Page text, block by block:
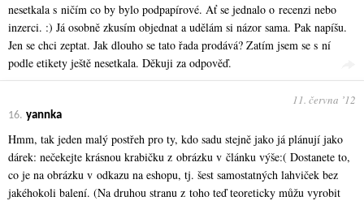
nesetkala s ničím co by bylo podpapírové. Ať se jednalo o recenzi nebo
inzerci. :) Já osobně zkusím objednat a udělám si názor sama. Pak napíšu.
Jen se chci zeptat. Jak dlouho se tato řada prodává? Zatím jsem se s ní
podle etikety ještě nesetkala. Děkuji za odpověď.
16. yannka
11. června ʼ12
Hmm, tak jeden malý postřeh pro ty, kdo sadu stejně jako já plánují jako
dárek: nečekejte krásnou krabičku z obrázku v článku výše:( Dostanete to,
co je na obrázku v odkazu na eshopu, tj. šest samostatných lahviček bez
jakéhokoli balení. (Na druhou stranu z toho teď teoreticky můžu vyrobit